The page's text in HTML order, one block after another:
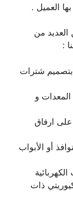
العميل .
من
:
شترات
و
ارفاق
أو الأبواب
ذات